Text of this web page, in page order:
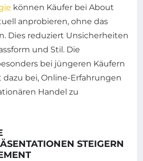
können Käufer bei About
anprobieren, ohne das
Dies reduziert Unsicherheiten
und Stil. Die
bei jüngeren Käufern
bei, Online-Erfahrungen
Handel zu
STEIGERN